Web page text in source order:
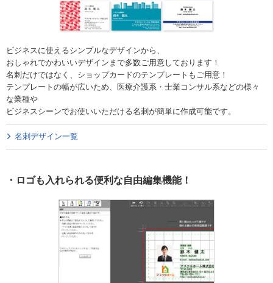
ビジネスに使えるシンプルなデザインから、
おしゃれでかわいいデザインまで多数ご用意しております！
名刺だけではなく、ショップカードのテンプレートもご用意！
テンプレートの幅が広いため、医療介護系・士業コンサル系などの様々
な業種や
ビジネスシーンでお使いいただける名刺が簡単に作成可能です。
名刺デザイン一覧
ロゴも入れられる便利な自由編集機能！